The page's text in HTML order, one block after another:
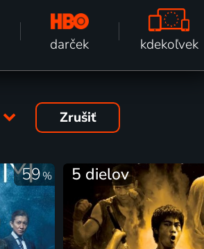
darček kdekoľvek
Zrušiť
59% 5 dielov